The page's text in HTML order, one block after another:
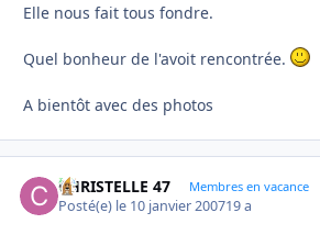
Elle nous fait tous fondre.
Quel bonheur de l'avoit rencontrée.
A bientôt avec des photos
CHRISTELLE 47 Membres en vacance
Posté(e) le 10 janvier 200719 a